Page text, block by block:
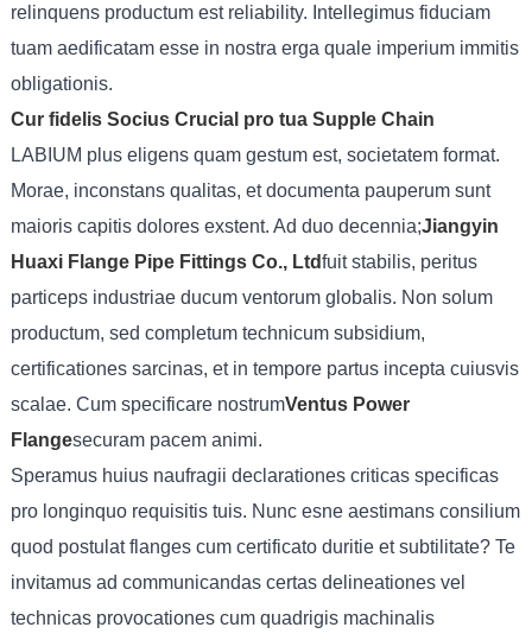
relinquens productum est reliability. Intellegimus fiduciam
tuam aedificatam esse in nostra erga quale imperium immitis
obligationis.
Cur fidelis Socius Crucial pro tua Supple Chain
LABIUM plus eligens quam gestum est, societatem format.
Morae, inconstans qualitas, et documenta pauperum sunt
maioris capitis dolores exstent. Ad duo decennia;Jiangyin
Huaxi Flange Pipe Fittings Co., Ltdfuit stabilis, peritus
particeps industriae ducum ventorum globalis. Non solum
productum, sed completum technicum subsidium,
certificationes sarcinas, et in tempore partus incepta cuiusvis
scalae. Cum specificare nostrumVentus Power
Flangesecuram pacem animi.
Speramus huius naufragii declarationes criticas specificas
pro longinquo requisitis tuis. Nunc esne aestimans consilium
quod postulat flanges cum certificato duritie et subtilitate? Te
invitamus ad communicandas certas delineationes vel
technicas provocationes cum quadrigis machinalis